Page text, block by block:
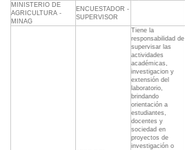
MINISTERIO DE
AGRICULTURA -
MINAG
ENCUESTADOR -
SUPERVISOR
Tiene la
responsabilidad de
supervisar las
actividades
académicas,
investigacion y
extensión del
laboratorio,
brindando
orientación a
estudiantes,
docentes y
sociedad en
proyectos de
investigación o